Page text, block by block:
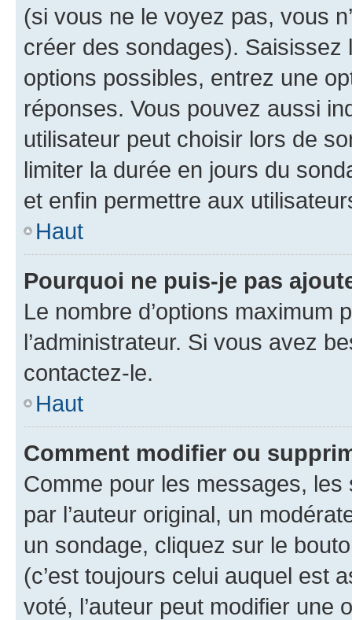
(si vous ne le voyez pas, vous
créer des sondages).
options possibles, entrez une
réponses. Vous pouvez aussi
utilisateur peut choisir lors de
limiter la durée en jours du
et enfin permettre aux
Haut
Pourquoi ne puis-je pas
Le nombre d’options maximum
l’administrateur. Si vous avez
contactez-le.
Haut
Comment modifier ou
Comme pour les messages,
par l’auteur original, un
un sondage, cliquez sur le
(c’est toujours celui auquel est
voté, l’auteur peut modifier une